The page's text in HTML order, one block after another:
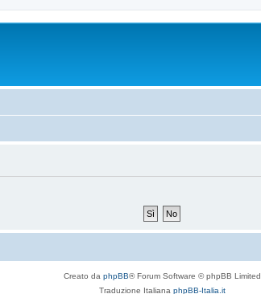
Creato da phpBB® Forum Software © phpBB Limited
Traduzione Italiana phpBB-Italia.it